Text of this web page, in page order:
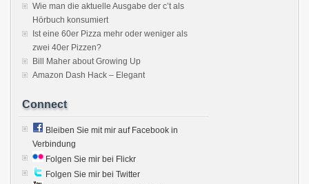
Wie man die aktuelle Ausgabe der c’t als
Hörbuch konsumiert
Ist eine 60er Pizza mehr oder weniger als
zwei 40er Pizzen?
Bill Maher about Growing Up
Amazon Dash Hack – Elegant
Connect
Bleiben Sie mit mir auf Facebook in
Verbindung
Folgen Sie mir bei Flickr
Folgen Sie mir bei Twitter